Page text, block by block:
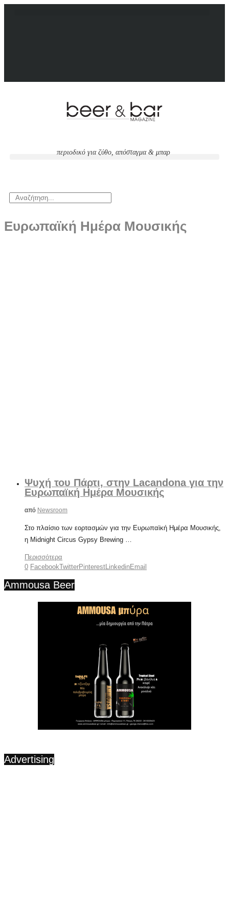
περιοδικό για ζύθο, απόσταγμα & μπαρ
Ευρωπαϊκή Ημέρα Μουσικής
Ψυχή του Πάρτι, στην Lacandona για την
Ευρωπαϊκή Ημέρα Μουσικής
από Newsroom
Στο πλαίσιο των εορτασμών για την Ευρωπαϊκή Ημέρα Μουσικής,
η Midnight Circus Gypsy Brewing …
Περισσότερα
0 FacebookTwitterPinterest LinkedinEmail
Ammousa Beer
Advertising